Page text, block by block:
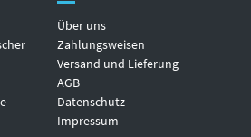
Über uns
Zahlungsweisen
Versand und Lieferung
AGB
Datenschutz
Impressum